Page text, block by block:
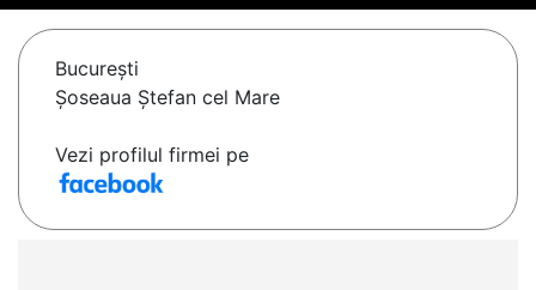
Bucureşti
Șoseaua Ștefan cel Mare
Vezi profilul firmei pe